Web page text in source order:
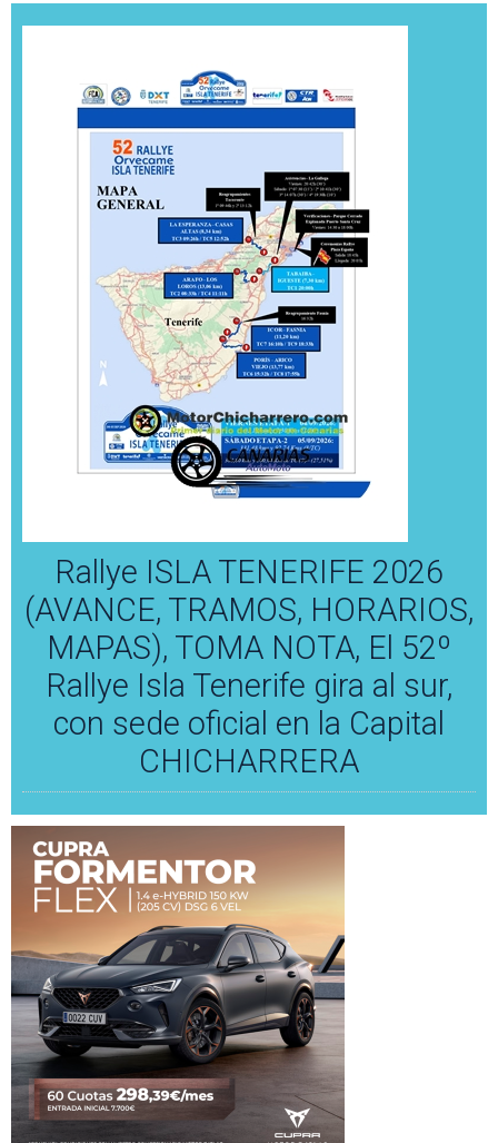
Rallye ISLA TENERIFE 2026
(AVANCE, TRAMOS, HORARIOS,
MAPAS), TOMA NOTA, El 52º
Rallye Isla Tenerife gira al sur,
con sede oficial en la Capital
CHICHARRERA